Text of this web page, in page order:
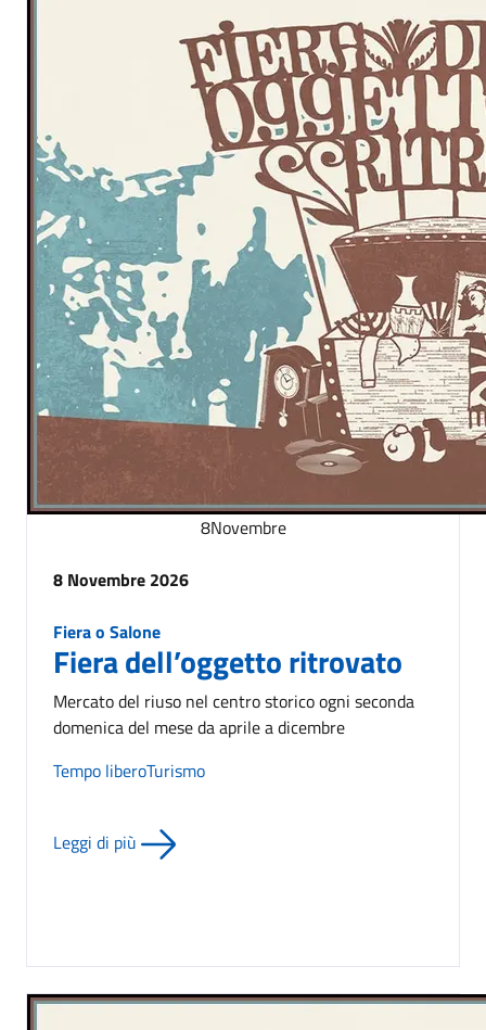
8Novembre
8 Novembre 2026
Fiera o Salone
Fiera dell’oggetto ritrovato
Mercato del riuso nel centro storico ogni seconda
domenica del mese da aprile a dicembre
Tempo liberoTurismo
Leggi di più